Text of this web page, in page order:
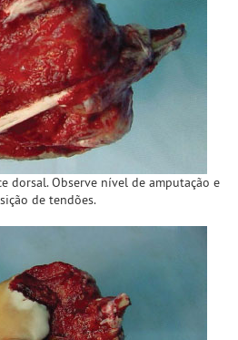
dorsal. Observe nível de amputação e
de tendões.